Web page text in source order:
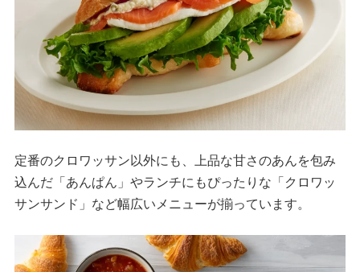
定番のクロワッサン以外にも、上品な甘さのあんを包み
込んだ「あんぱん」やランチにもぴったりな「クロワッ
サンサンド」など幅広いメニューが揃っています。